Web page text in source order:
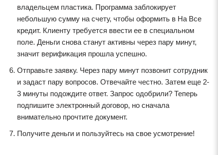
владельцем пластика. Программа заблокирует
небольшую сумму на счету, чтобы оформить в На Все
кредит. Клиенту требуется ввести ее в специальном
поле. Деньги снова станут активны через пару минут,
значит верификация прошла успешно.
Отправьте заявку. Через пару минут позвонит сотрудник
и задаст пару вопросов. Отвечайте честно. Затем еще 2-
3 минуты подождите ответ. Запрос одобрили? Теперь
подпишите электронный договор, но сначала
внимательно прочтите документ.
Получите деньги и пользуйтесь на свое усмотрение!